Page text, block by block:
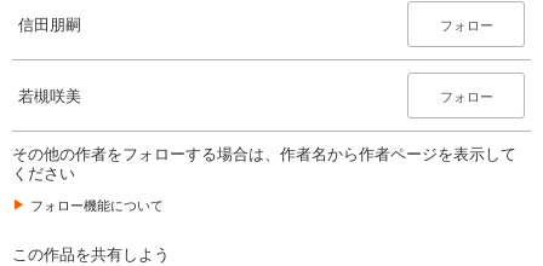
カート
会社をやめて馬主やります！ ― アキコノユメヲ ― 30
信田朋嗣 フォロー
若槻咲美 フォロー
その他の作者をフォローする場合は、作者名から作者ページを表示して
ください
フォロー機能について
この作品を共有しよう